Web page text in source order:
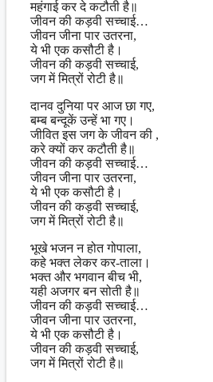
महंगाई कर दे कटौती है॥
जीवन की कड़वी सच्चाई…
जीवन जीना पार उतरना,
ये भी एक कसौटी है।
जीवन की कड़वी सच्चाई,
जग में मित्रों रोटी है॥
दानव दुनिया पर आज छा गए,
बम्ब बन्दूकें उन्हें भा गए।
जीवित इस जग के जीवन की ,
करे क्यों कर कटौती है॥
जीवन की कड़वी सच्चाई…
जीवन जीना पार उतरना,
ये भी एक कसौटी है।
जीवन की कड़वी सच्चाई,
जग में मित्रों रोटी है॥
भूखे भजन न होत गोपाला,
कहे भक्त लेकर कर-ताला।
भक्त और भगवान बीच भी,
यही अजगर बन सोती है॥
जीवन की कड़वी सच्चाई…
जीवन जीना पार उतरना,
ये भी एक कसौटी है।
जीवन की कड़वी सच्चाई,
जग में मित्रों रोटी है॥